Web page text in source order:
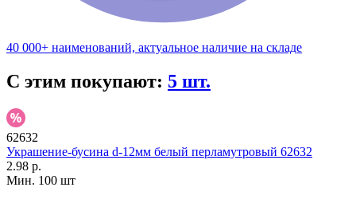
40 000+ наименований, актуальное наличие на складе
С этим покупают: 5 шт.
62632
Украшение-бусина d-12мм белый перламутровый 62632
2.98 р.
Мин. 100 шт